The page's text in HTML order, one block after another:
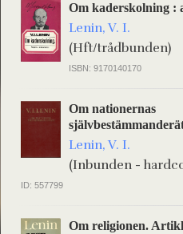
Om kaderskolning :
Lenin, V. I.
(Hft/trådbunden)
ISBN: 9170140170
Om nationernas
Lenin, V. I.
(Inbunden -
ID: 557799
Om religionen.